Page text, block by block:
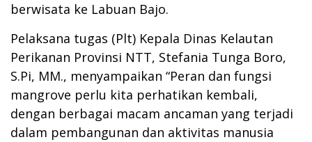
berwisata ke Labuan Bajo.
Pelaksana tugas (Plt) Kepala Dinas Kelautan
Perikanan Provinsi NTT, Stefania Tunga Boro,
S.Pi, MM., menyampaikan “Peran dan fungsi
mangrove perlu kita perhatikan kembali,
dengan berbagai macam ancaman yang terjadi
dalam pembangunan dan aktivitas manusia